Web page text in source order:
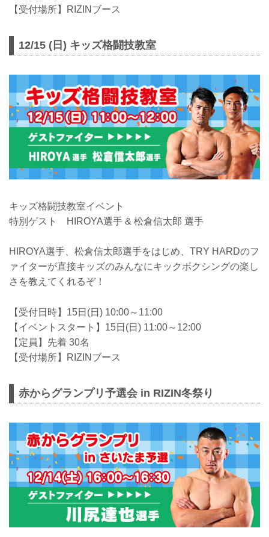
【受付場所】RIZINブース
12/15 (日) キッズ格闘技教室
キッズ格闘技教室イベント
特別ゲスト HIROYA選手 & 松倉信太郎 選手
HIROYA選手、松倉信太郎選手をはじめ、TRY HARDのフ
ァイターが直接キッズのみんなにキックボクシングの楽し
さを教えてくれるぞ！
【受付日時】15日(日) 10:00～11:00
【イベントスタート】15日(日) 11:00～12:00
【定員】先着 30名
【受付場所】RIZINブース
赤からグランプリ予選会 in RIZIN冬祭り